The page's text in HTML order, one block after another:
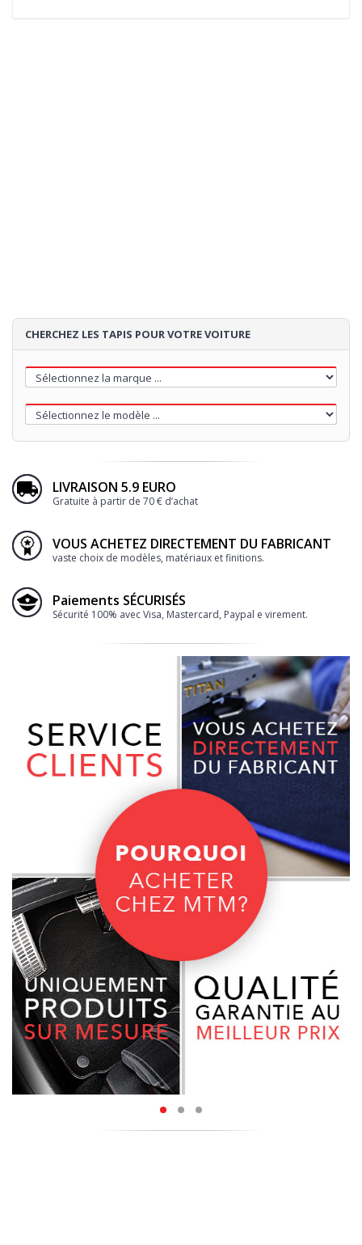
CHERCHEZ LES TAPIS POUR VOTRE VOITURE
LIVRAISON 5.9 EURO
Gratuite à partir de 70 € d’achat
VOUS ACHETEZ DIRECTEMENT DU FABRICANT
vaste choix de modèles, matériaux et finitions.
Paiements SÉCURISÉS
Sécurité 100% avec Visa, Mastercard, Paypal e virement.